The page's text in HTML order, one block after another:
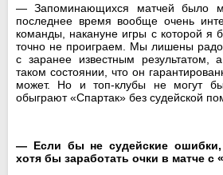
— Запоминающихся матчей было
последнее время вообще очень
команды, накануне игры с которой я
точно не проиграем. Мы лишены
с заранее известным результатом,
таком состоянии, что он
может. Но и топ-клубы не могут
обыграют «Спартак» без судейской
— Если бы не судейские ошибки,
хотя бы заработать очки в матче с